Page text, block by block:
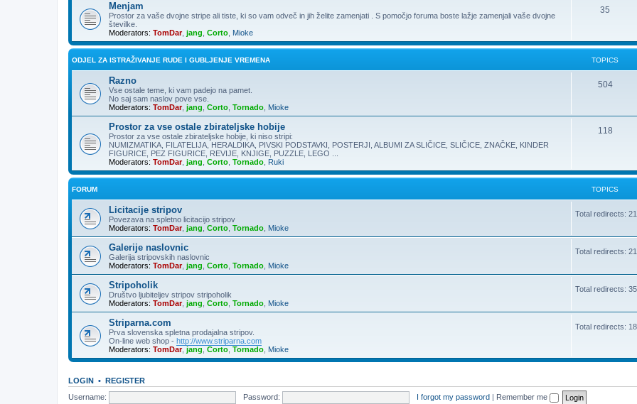
Menjam
Prostor za vaše dvojne stripe ali tiste, ki so vam odveč in jih želite zamenjati . S pomočjo foruma boste lažje zamenjali vaše dvojne
številke.
Moderators: TomDar, jang Corto Mioke
35
ODJEL ZA ISTRAŽIVANJE RUDE I GUBLJENJE VREMENA TOPICS
Razno
Vse ostale teme, ki vam padejo na pamet.
No saj sam naslov pove vse.
Moderators: TomDar, jang Corto Tornado Mioke
504
Prostor za vse ostale zbirateljske hobije
Prostor za vse ostale zbirateljske hobije, ki niso stripi:
NUMIZMATIKA, FILATELIJA, HERALDIKA, PIVSKI PODSTAVKI, POSTERJI, ALBUMI ZA SLIČICE, SLIČICE, ZNAČKE, KINDER
FIGURICE, PEZ FIGURICE, REVIJE, KNJIGE, PUZZLE, LEGO ...
Moderators: TomDar, jang Corto Tornado Ruki
118
FORUM TOPICS
Licitacije stripov
Povezava na spletno licitacijo stripov
Moderators: TomDar, jang Corto Tornado Mioke
Total redirects:
Galerije naslovnic
Galerija stripovskih naslovnic
Moderators: TomDar, jang Corto Tornado Mioke
Total redirects:
Stripoholik
Društvo ljubiteljev stripov stripoholik
Moderators: TomDar, jang Corto Tornado Mioke
Total redirects:
Striparna.com
Prva slovenska spletna prodajalna stripov.
On-line web shop - http://www.striparna.com
Moderators: TomDar, jang Corto Tornado Mioke
Total redirects:
LOGIN • REGISTER
Username:
Password: I forgot my password | Remember me